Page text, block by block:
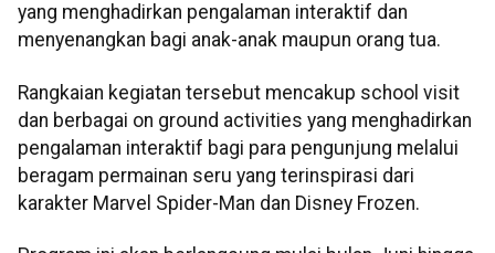
yang menghadirkan pengalaman interaktif dan
menyenangkan bagi anak-anak maupun orang tua.
Rangkaian kegiatan tersebut mencakup school visit
dan berbagai on ground activities yang menghadirkan
pengalaman interaktif bagi para pengunjung melalui
beragam permainan seru yang terinspirasi dari
karakter Marvel Spider-Man dan Disney Frozen.